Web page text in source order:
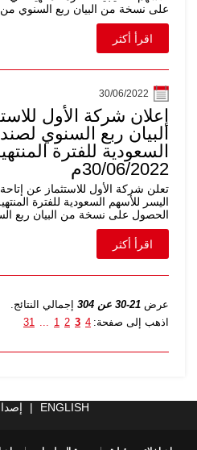
على نسخة من البيان ربع السنوي من
اقرأ أكثر
30/06/2022
إعلان شركة الأول
البيان ربع السنوي
السعودية للفترة
30/06/2022م
تعلن شركة الأول للاستثماز عن
الحصول على نسخة من البيان ربع
اقرأ أكثر
اذهب إلى صفحة: 1 2 3 4
...
31
عرض 21-30 عن 304 إجمالي النتائج.
ENGLISH
|